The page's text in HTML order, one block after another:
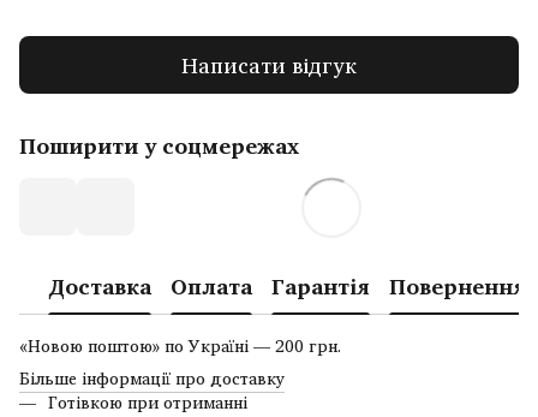
Написати відгук
Поширити у соцмережах
Доставка Оплата Гарантія Повернення
«Новою поштою» по Україні — 200 грн.
Більше інформації про доставку
Готівкою при отриманні